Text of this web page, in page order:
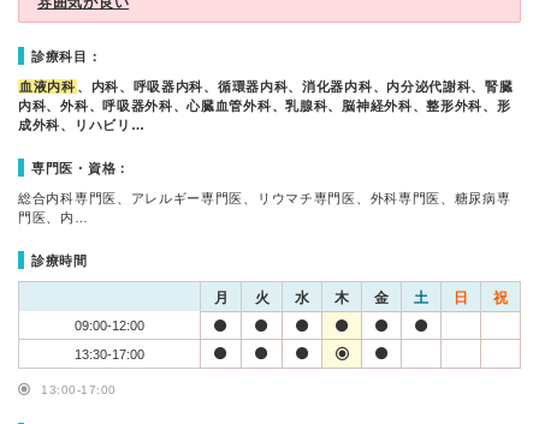
診療科目：
血液内科 、内科、呼吸器内科、循環器内科、消化器内科、内分泌代謝科、腎臓
内科、外科、呼吸器外科、心臓血管外科、乳腺科、脳神経外科、整形外科、形
成外科、リハビリ…
専門医・資格：
総合内科専門医、アレルギー専門医、リウマチ専門医、外科専門医、糖尿病専
門医、内…
診療時間
月 火 水 木 金 土 日 祝
09:00-12:00
13:30-17:00
13:00-17:00